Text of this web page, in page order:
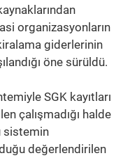
organizasyonların
giderlerinin
öne sürüldü.
SGK kayıtları
çalışmadığı halde
sistemin
değerlendirilen